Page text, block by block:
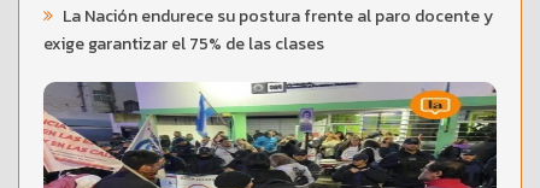
La Nación endurece su postura frente al paro docente y
exige garantizar el 75% de las clases